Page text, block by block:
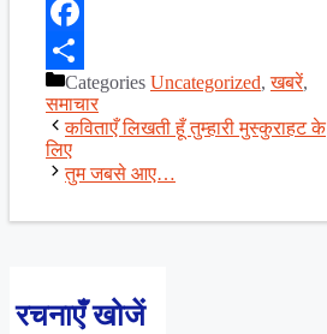
X
Facebook
ShareCategories Uncategorized,खबरें,
समाचार
कविताएँ लिखती हूँ तुम्हारी मुस्कुराहट के
लिए
तुम जबसे आए…
रचनाएँ खोजें